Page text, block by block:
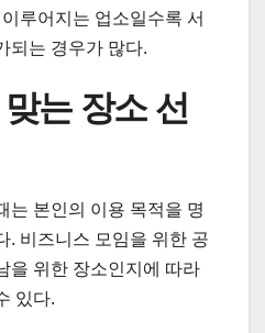
루어지는 업소일수록 서
되는 경우가 많다.
는 장소 선
는 본인의 이용 목적을 명
. 비즈니스 모임을 위한 공
을 위한 장소인지에 따라
있다.